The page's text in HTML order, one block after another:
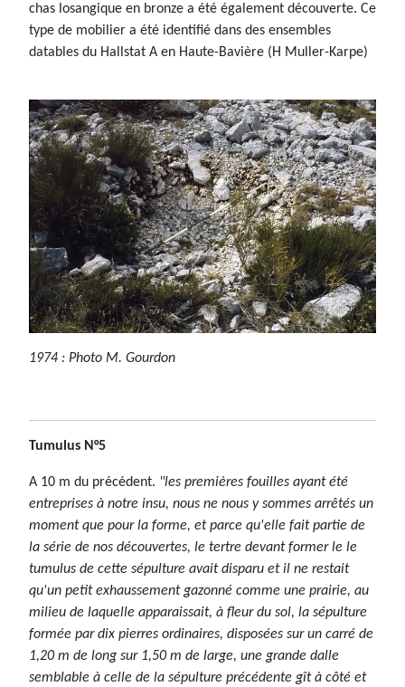
chas losangique en bronze a été également découverte. Ce
type de mobilier a été identifié dans des ensembles
datables du Hallstat A en Haute-Bavière (H Muller-Karpe)
1974 : Photo M. Gourdon
Tumulus N°5
A 10 m du précédent. "les premières fouilles ayant été
entreprises à notre insu, nous ne nous y sommes arrêtés un
moment que pour la forme, et parce qu'elle fait partie de
la série de nos découvertes, le tertre devant former le le
tumulus de cette sépulture avait disparu et il ne restait
qu'un petit exhaussement gazonné comme une prairie, au
milieu de laquelle apparaissait, à fleur du sol, la sépulture
formée par dix pierres ordinaires, disposées sur un carré de
1,20 m de long sur 1,50 m de large, une grande dalle
semblable à celle de la sépulture précédente gît à côté et